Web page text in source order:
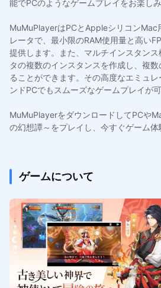
能でPCのようなゲームプレイをお楽しみ
MuMuPlayerはPCとAppleシリコンMac
レータで、最小限のRAM使用量と高い
提供します。また、マルチインスタン
タの複数のインスタンスを作成し、複
ることができます。その高度なエミュ
ンドPCでもスムーズなゲームプレイが可
MuMuPlayerをダウンロードしてPCや
の幻想譚～をプレイし、今すぐゲーム体
ゲームについて